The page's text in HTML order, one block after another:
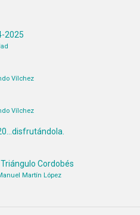
2025
Vílchez
Vílchez
Cordobés
Martín López